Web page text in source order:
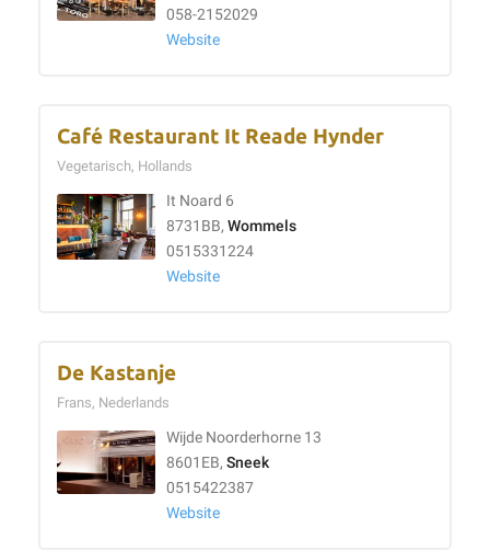
058-2152029
Website
Café Restaurant It Reade Hynder
Vegetarisch, Hollands
It Noard 6
8731BB, Wommels
0515331224
Website
De Kastanje
Frans, Nederlands
Wijde Noorderhorne 13
8601EB, Sneek
0515422387
Website